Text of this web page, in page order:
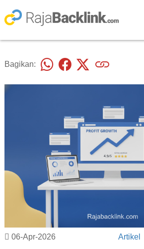
Bagikan:
06-Apr-2026 Artikel